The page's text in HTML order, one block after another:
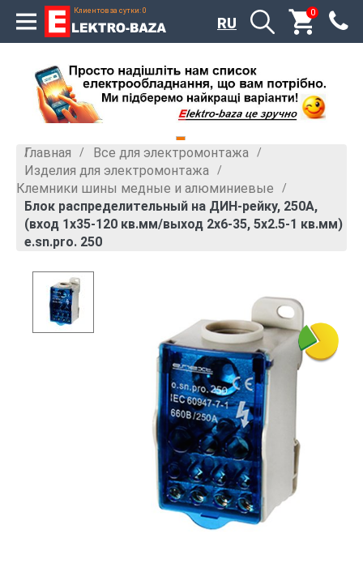
Клиентов за сутки: 0 0
RU
Главная » Все для электромонтажа »
Изделия для электромонтажа »
Клемники шины медные и алюминиевые »
Блок распределительный на ДИН-рейку, 250А,
(вход 1х35-120 кв.мм/выход 2х6-35, 5х2.5-1 кв.мм)
e.sn.pro. 250